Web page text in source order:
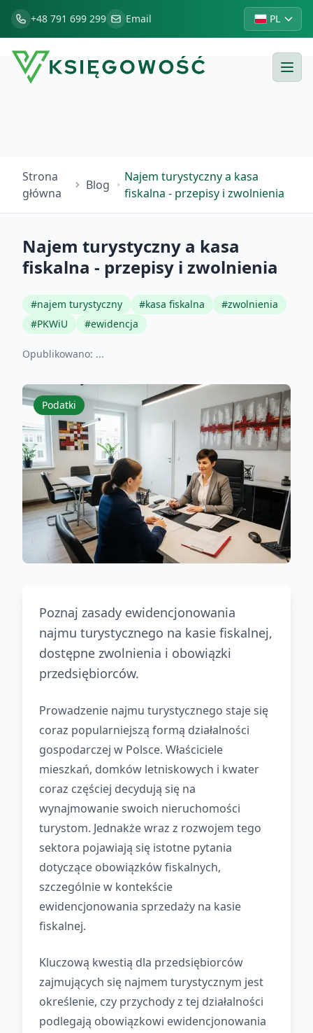
+48 791 699 299 Email PL
Strona
główna
Blog
Najem turystyczny a kasa
fiskalna - przepisy i zwolnienia
Najem turystyczny a kasa
fiskalna - przepisy i zwolnienia
#najem turystyczny #kasa fiskalna #zwolnienia
#PKWiU #ewidencja
Opublikowano: ...
Podatki
Poznaj zasady ewidencjonowania
najmu turystycznego na kasie fiskalnej,
dostępne zwolnienia i obowiązki
przedsiębiorców.
Prowadzenie najmu turystycznego staje się
coraz popularniejszą formą działalności
gospodarczej w Polsce. Właściciele
mieszkań, domków letniskowych i kwater
coraz częściej decydują się na
wynajmowanie swoich nieruchomości
turystom. Jednakże wraz z rozwojem tego
sektora pojawiają się istotne pytania
dotyczące obowiązków fiskalnych,
szczególnie w kontekście
ewidencjonowania sprzedaży na kasie
fiskalnej.
Kluczową kwestią dla przedsiębiorców
zajmujących się najmem turystycznym jest
określenie, czy przychody z tej działalności
podlegają obowiązkowi ewidencjonowania